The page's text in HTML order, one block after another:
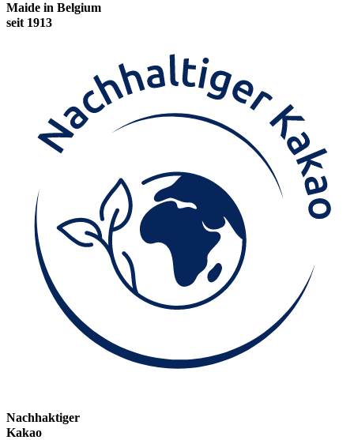
Maide in Belgium
seit 1913
Nachhaktiger
Kakao